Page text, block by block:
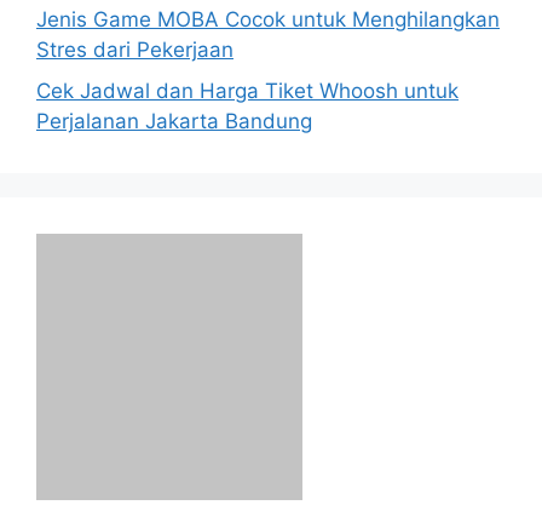
Jenis Game MOBA Cocok untuk Menghilangkan
Stres dari Pekerjaan
Cek Jadwal dan Harga Tiket Whoosh untuk
Perjalanan Jakarta Bandung